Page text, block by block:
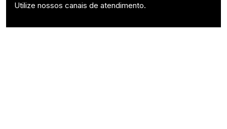
Utilize nossos canais de atendimento.